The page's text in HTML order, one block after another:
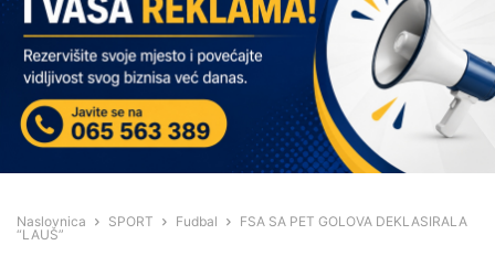
Naslovnica SPORT Fudbal
FSA SA PET GOLOVA DEKLASIRALA
“LAUŠ”